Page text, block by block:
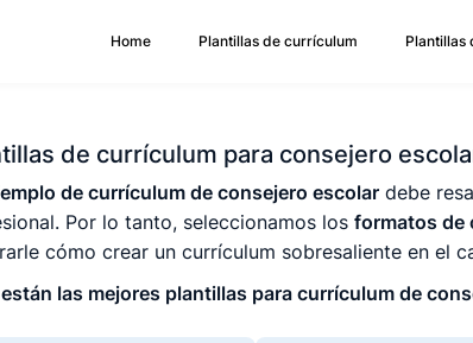
Home Plantillas de currículum Plantillas
de currículum para consejero
de currículum de consejero escolar debe
Por lo tanto, seleccionamos los formatos de
cómo crear un currículum sobresaliente en el
las mejores plantillas para currículum de